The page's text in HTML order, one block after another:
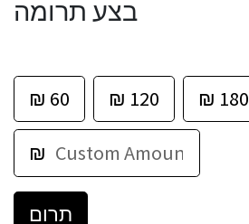
בצע תרומה
₪ 60 ₪ 120 ₪ 180
₪
תרום